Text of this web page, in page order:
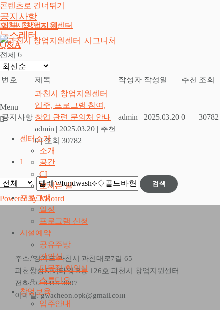
콘텐츠로 건너뛰기
과천시 창업지원센터
Menu
센터소개
소개
공간
CI
오시는 길
프로그램
일정
프로그램 신청
시설예약
공유주방
강의실
다목적 회의실
스튜디오
창업보육
입주안내
공지사항
외부 창업지원
뉴스레터
Q&A
전체 6
번호 제목 작성자 작성일 추천 조회
공지사항
과천시 창업지원센터
입주, 프로그램 참여,
창업 관련 문의처 안내
admin | 2025.03.20 | 추천
0 | 조회 30782
admin 2025.03.20 0 30782
1
검색
Powered by KBoard
주소: 경기도 과천시 과천대로7길 65
과천상상자이타워 B동 126호 과천시 창업지원센터
전화: 02-3418-3007
이메일: gwacheon.opk@gmail.com